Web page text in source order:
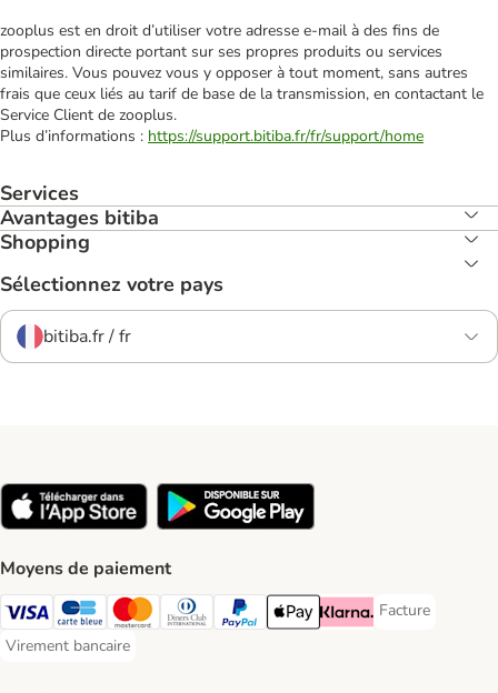
zooplus est en droit d’utiliser votre adresse e‑mail à des fins de
prospection directe portant sur ses propres produits ou services
similaires. Vous pouvez vous y opposer à tout moment, sans autres
frais que ceux liés au tarif de base de la transmission, en contactant le
Service Client de zooplus.
Plus d’informations : https://support.bitiba.fr/fr/support/home
Services
Avantages bitiba
Shopping
Sélectionnez votre pays
bitiba.fr / fr
Moyens de paiement
Visa Payment Method
carte bleue Payment Method
Master Card Payment Method
Diners Club Payment Method
Paypal Payment Method
Apple Pay Payment Method
Klarna Payment Method
Facture
Facture
Virement bancaire
Virement bancaire Payment Method